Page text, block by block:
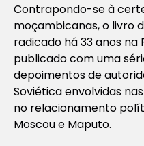
Contrapondo-se à
moçambicanas, o livro
radicado há 33 anos
publicado com uma
depoimentos de
Soviética envolvidas
no relacionamento
Moscou e Maputo.